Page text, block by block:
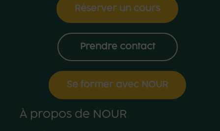
Réserver un cours
Prendre contact
Se former avec NOUR
À propos de NOUR